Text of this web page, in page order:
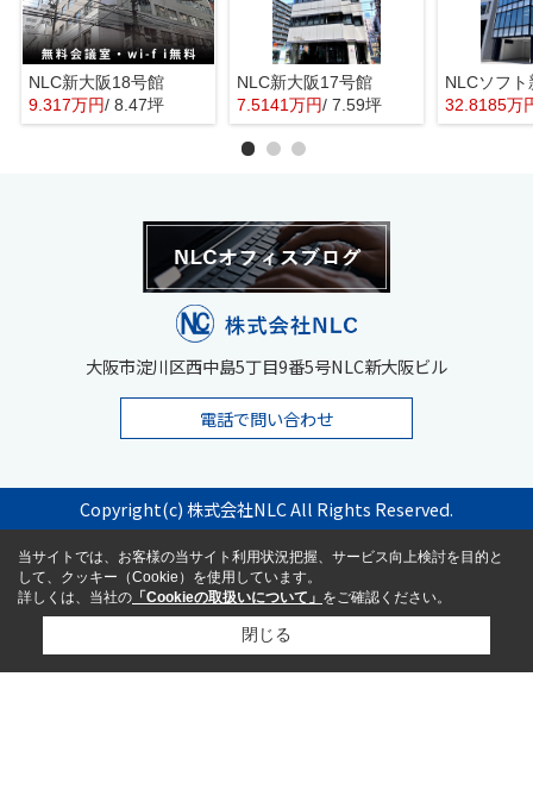
NLC新大阪18号館
9.317万円/ 8.47坪
NLC新大阪17号館
7.5141万円/ 7.59坪
NLCソフト
32.8185万
大阪市淀川区西中島5丁目9番5号NLC新大阪ビル
電話で問い合わせ
Copyright(c) 株式会社NLC All Rights Reserved.
当サイトでは、お客様の当サイト利用状況把握、サービス向上検討を目的と
して、クッキー（Cookie）を使用しています。
詳しくは、当社の 「Cookieの取扱いについて」 をご確認ください。
閉じる